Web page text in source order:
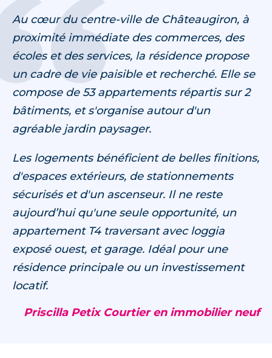
Au cœur du centre-ville de Châteaugiron, à
proximité immédiate des commerces, des
écoles et des services, la résidence propose
un cadre de vie paisible et recherché. Elle se
compose de 53 appartements répartis sur 2
bâtiments, et s'organise autour d'un
agréable jardin paysager.
Les logements bénéficient de belles finitions,
d'espaces extérieurs, de stationnements
sécurisés et d'un ascenseur. Il ne reste
aujourd’hui qu'une seule opportunité, un
appartement T4 traversant avec loggia
exposé ouest, et garage. Idéal pour une
résidence principale ou un investissement
locatif.
Priscilla Petix Courtier en immobilier neuf